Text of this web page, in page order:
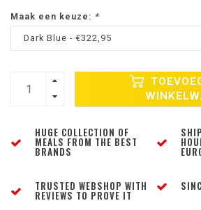
Maak een keuze: *
Dark Blue - €322,95
HUGE COLLECTION OF
MEALS FROM THE BEST
BRANDS
TRUSTED WEBSHOP WITH
REVIEWS TO PROVE IT